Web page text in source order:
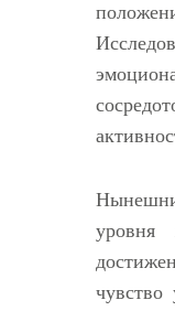
уровня
чувство